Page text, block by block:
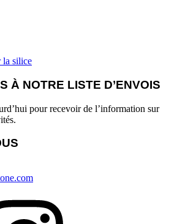
la silice
À NOTRE LISTE D’ENVOIS
pour recevoir de l’information sur